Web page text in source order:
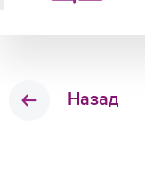
Назад